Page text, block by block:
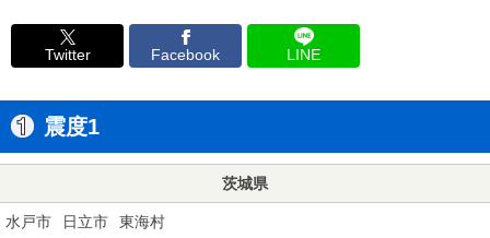
Twitter Facebook LINE
震度1
茨城県
水戸市 日立市 東海村